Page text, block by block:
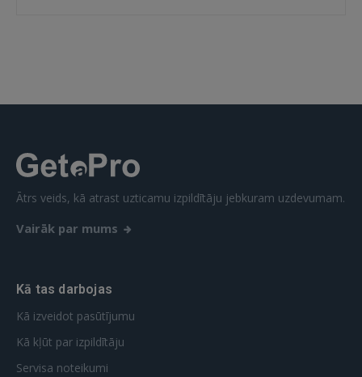
Vēl neesat reģistrējies?
REĢISTRĀCIJA
Ātrs veids, kā atrast uzticamu izpildītāju jebkuram uzdevumam.
Vairāk par mums
Kā tas darbojas
Kā izveidot pasūtījumu
Kā kļūt par izpildītāju
Servisa noteikumi